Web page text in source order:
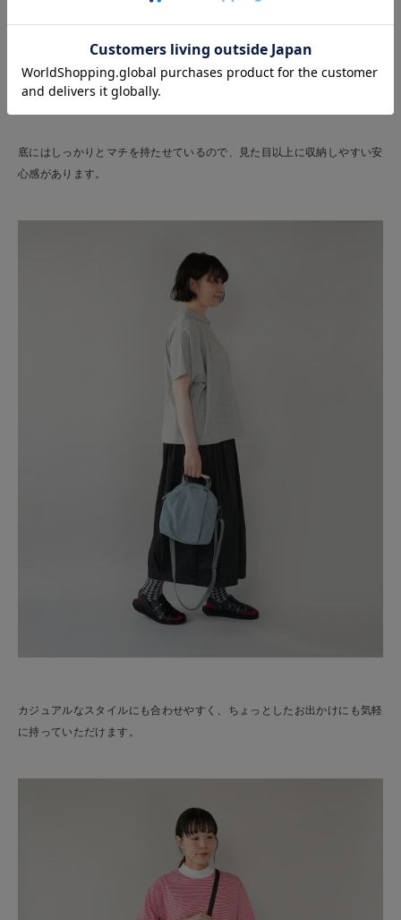
底にはしっかりとマチを持たせているので、見た目以上に収納しやすい安
心感があります。
カジュアルなスタイルにも合わせやすく、ちょっとしたお出かけにも気軽
に持っていただけます。